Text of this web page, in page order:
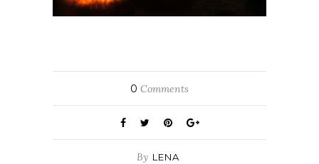
0 Comments
By LENA